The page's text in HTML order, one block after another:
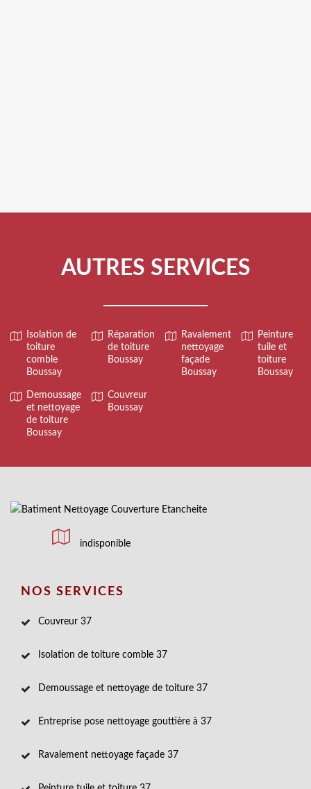
AUTRES SERVICES
Isolation de
toiture
comble
Boussay
Réparation
de toiture
Boussay
Ravalement
nettoyage
façade
Boussay
Peinture
tuile et
toiture
Boussay
Demoussage
et nettoyage
de toiture
Boussay
Couvreur
Boussay
indisponible
NOS SERVICES
Couvreur 37
Isolation de toiture comble 37
Demoussage et nettoyage de toiture 37
Entreprise pose nettoyage gouttière à 37
Ravalement nettoyage façade 37